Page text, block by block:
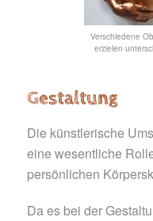
Verschiedene
erzielen
Gestaltung
Die künstlerische
eine wesentliche
persönlichen
Da es bei der